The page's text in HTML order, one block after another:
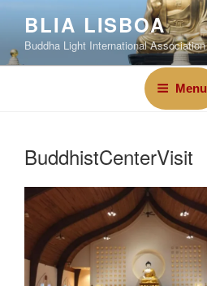
BLIA LISBOA
Buddha Light International Association
Menu
BuddhistCenterVisit